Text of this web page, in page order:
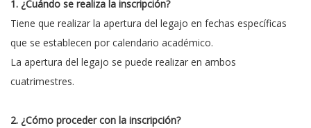
1. ¿Cuándo se realiza la inscripción?
Tiene que realizar la apertura del legajo en fechas específicas
que se establecen por calendario académico.
La apertura del legajo se puede realizar en ambos
cuatrimestres.
2. ¿Cómo proceder con la inscripción?